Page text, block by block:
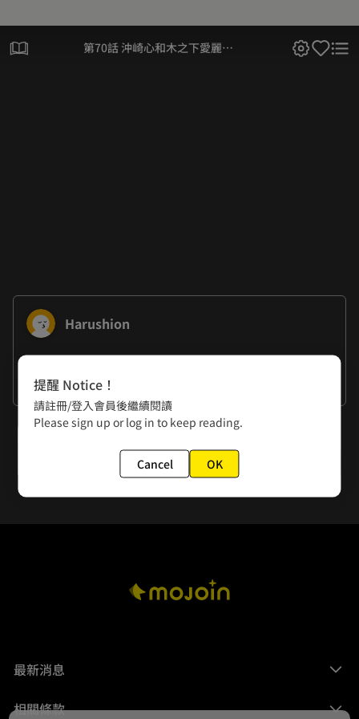
第70話 沖崎心和木之下愛麗絲
Harushion
謝謝大家
下一話
第71話 沖崎心和木之下愛麗絲(4)
最新消息
相關條款
提醒 Notice！
請註冊/登入會員後繼續閱讀
Please sign up or log in to keep reading.
Cancel OK